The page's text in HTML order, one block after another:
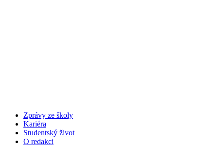
Zprávy ze školy
Kariéra
Studentský život
O redakci